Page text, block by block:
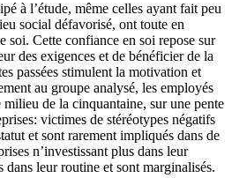
à l’étude, même celles ayant fait peu
social défavorisé, ont toute en
soi. Cette confiance en soi repose sur
des exigences et de bénéficier de la
passées stimulent la motivation et
au groupe analysé, les employés
de la cinquantaine, sur une pente
victimes de stéréotypes négatifs
et sont rarement impliqués dans de
n’investissant plus dans leur
leur routine et sont marginalisés.